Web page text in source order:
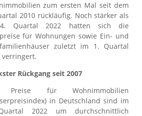
zum ersten Mal seit dem
2010 rückläufig. Noch stärker als
Quartal 2022 hatten sich die
für Wohnungen sowie Ein- und
zuletzt im 1. Quartal
verringert.
Rückgang seit 2007
Preise für Wohnimmobilien
in Deutschland sind im
2022 um durchschnittlich